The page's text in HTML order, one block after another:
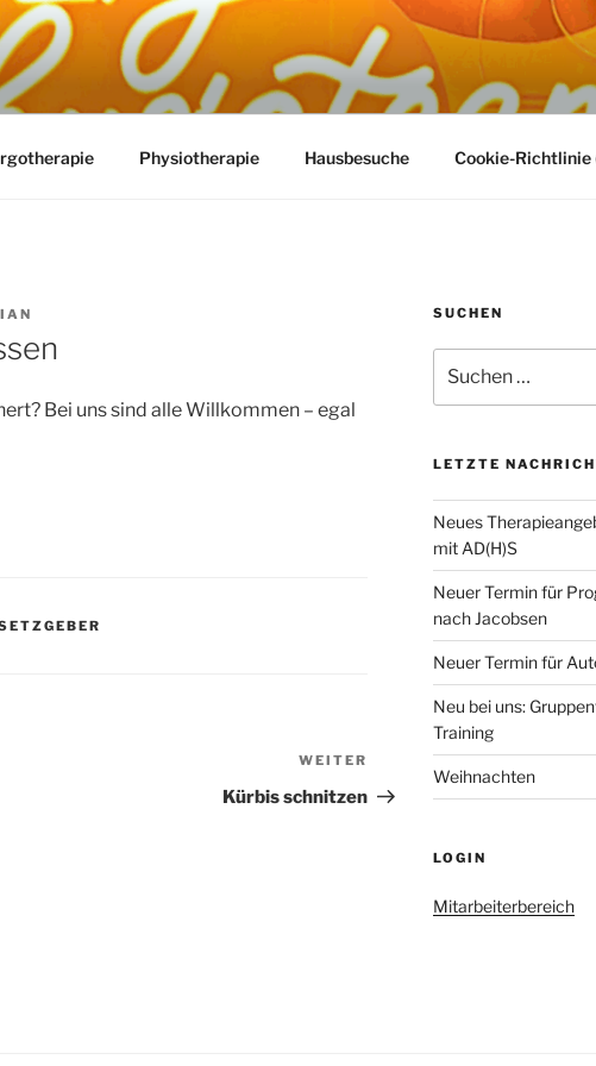
PHYSIOTEAM IM
Physiotherapie in Braunschweig
Physiotherapie Hausbesuche Cookie-Richtlinie
Bei uns sind alle Willkommen – egal
Beitrag
WEITER
Kürbis schnitzen
SUCHEN
nach:
LETZTE
Neues
mit AD(H)S
Neuer Termin für
nach Jacobsen
Neuer Termin für
Neu bei uns:
Training
Weihnachten
LOGIN
Mitarbeiterbereich